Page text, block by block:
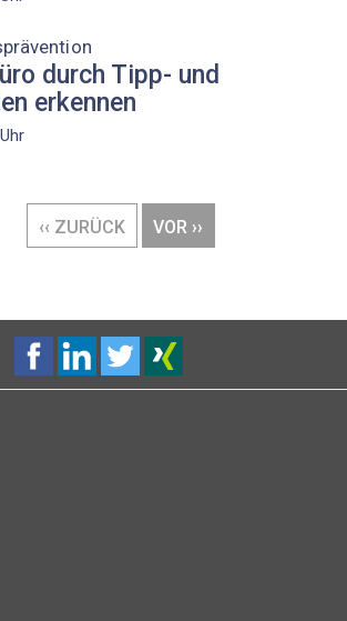
durch Tipp- und
erkennen
Uhr
VORHERIGE
SEITE
‹‹ ZURÜCK
NÄCHSTE
SEITE
VOR ››